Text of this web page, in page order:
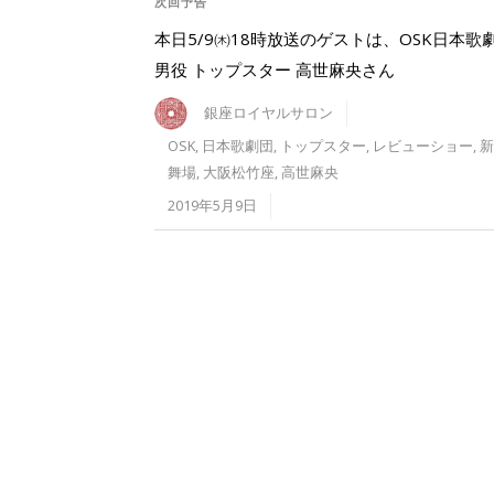
本日5/9㈭18時放送のゲストは、OSK日本歌
男役 トップスター 高世麻央さん
銀座ロイヤルサロン
OSK, 日本歌劇団, トップスター, レビューショー,
舞場, 大阪松竹座,高世麻央
2019年5月9日